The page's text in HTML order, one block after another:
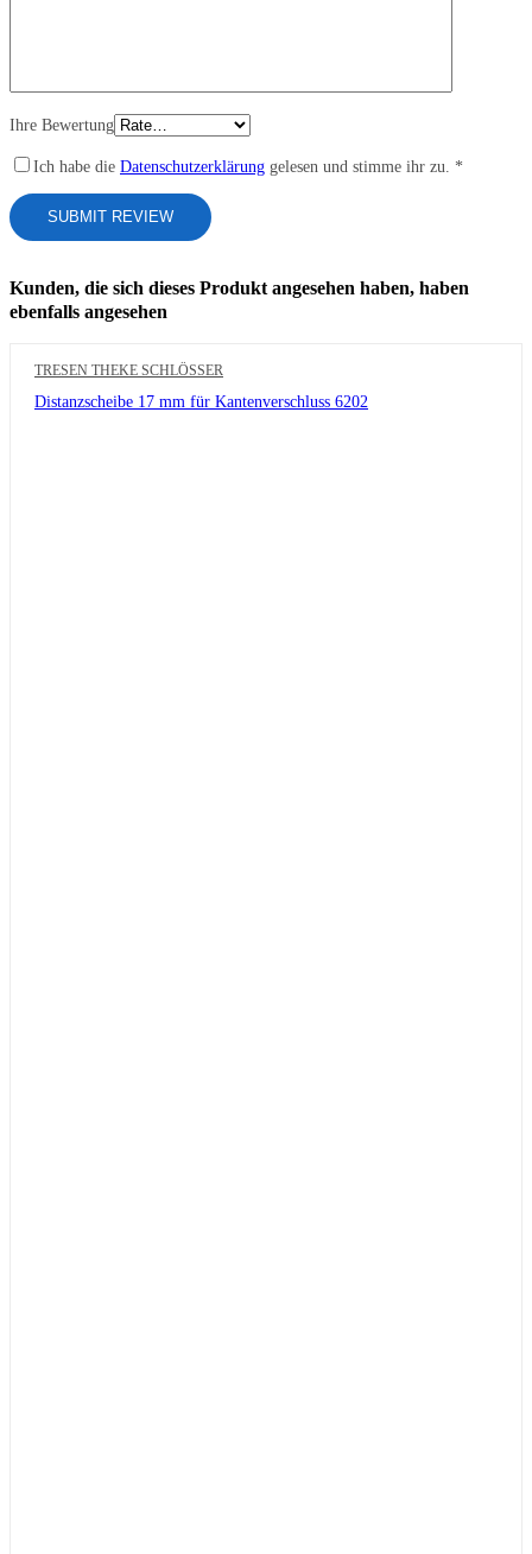
Ihre Bewertung
Ich habe die Datenschutzerklärung gelesen und stimme ihr zu. *
Kunden, die sich dieses Produkt angesehen haben, haben
ebenfalls angesehen
TRESEN THEKE SCHLÖSSER
Distanzscheibe 17 mm für Kantenverschluss 6202